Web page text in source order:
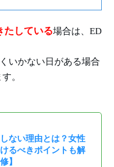
たしている場合は、ED
いかない日がある場合
。
ない理由とは？女性
るべきポイントも解
】